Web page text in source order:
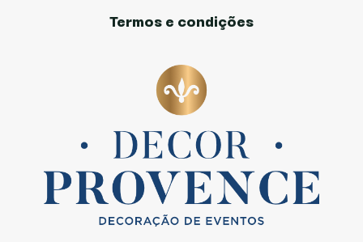
Termos e condições